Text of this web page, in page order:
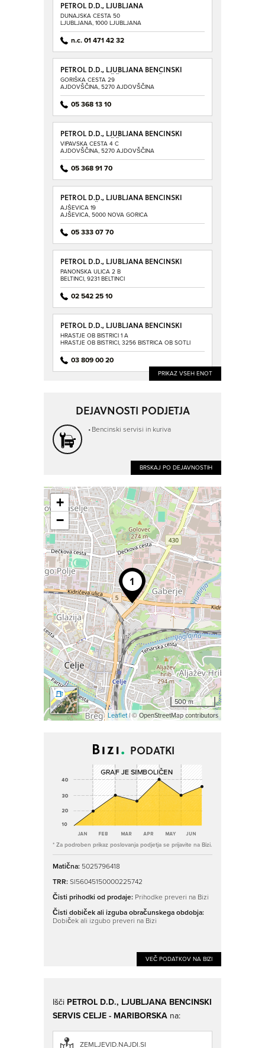
PETROL D.D., LJUBLJANA
DUNAJSKA CESTA 50
LJUBLJANA, 1000 LJUBLJANA
n.c. 01 471 42 32
PETROL D.D., LJUBLJANA BENCINSKI
SERVIS AJDOVŠČINA - GORIŠKA
GORIŠKA CESTA 29
AJDOVŠČINA, 5270 AJDOVŠČINA
05 368 13 10
PETROL D.D., LJUBLJANA BENCINSKI
SERVIS AJDOVŠČINA - VIPAVSKA
VIPAVSKA CESTA 4 C
AJDOVŠČINA, 5270 AJDOVŠČINA
05 368 91 70
PETROL D.D., LJUBLJANA BENCINSKI
SERVIS AJŠEVICA
AJŠEVICA 19
AJŠEVICA, 5000 NOVA GORICA
05 333 07 70
PETROL D.D., LJUBLJANA BENCINSKI
SERVIS BELTINCI
PANONSKA ULICA 2 B
BELTINCI, 9231 BELTINCI
02 542 25 10
PETROL D.D., LJUBLJANA BENCINSKI
SERVIS BISTRICA OB SOTLI
HRASTJE OB BISTRICI 1 A
HRASTJE OB BISTRICI, 3256 BISTRICA OB SOTLI
03 809 00 20
PRIKAZ VSEH ENOT
DEJAVNOSTI PODJETJA
Bencinski servisi in kuriva
BRSKAJ PO DEJAVNOSTIH
+
−
500 m
Leaflet| © OpenStreetMap contributors
PODATKI
* Za podroben prikaz poslovanja podjetja se prijavite na Bizi.
Matična: 5025796418
TRR:SI56045150000225742
Čisti prihodki od prodaje: Prihodke preveri na Bizi
Čisti dobiček ali izguba obračunskega obdobja:
Dobiček ali izgubo preveri na Bizi
VEČ PODATKOV NA BIZI
Išči PETROL D.D., LJUBLJANA BENCINSKI
SERVIS CELJE - MARIBORSKA na:
ZEMLJEVID.NAJDI.SI